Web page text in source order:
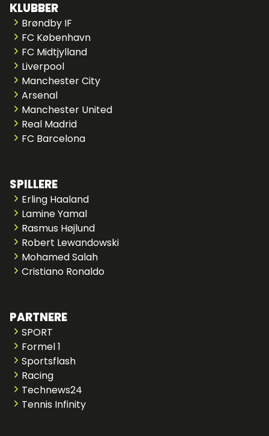
KLUBBER
Brøndby IF
FC København
FC Midtjylland
Liverpool
Manchester City
Arsenal
Manchester United
Real Madrid
FC Barcelona
SPILLERE
Erling Haaland
Lamine Yamal
Rasmus Højlund
Robert Lewandowski
Mohamed Salah
Cristiano Ronaldo
PARTNERE
SPORT
Formel 1
Sportsflash
Racing
Technews24
Tennis Infinity